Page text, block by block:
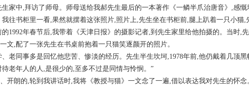
中,拜访了师母。师母送给我郝先生最后的一本著作《一鳞半爪治唐音》,感
往书柜里一看,果然就摆着这张照片,照片上,先生坐在书柜前,腿上趴着一只小猫,
年春节后,我带着《天津日报》的摄影记者,到先生家里给他拍摄的。当时,
文,配了一张先生在书桌前抱着一只猫笑逐颜开的照片。
同事多是回忆他悲苦、惨淡的经历。先生半生坎坷,1978年前,他仍戴着几顶
老年人的人,是很少的,至多不过是同情与怜悯。”
朗的,轮到我讲话时,我将《教授与猫》一文念了一遍,借以表达我对先生的怀